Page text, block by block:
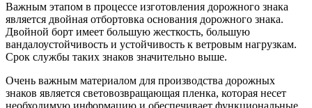
Важным этапом в процессе изготовления дорожного знака
является двойная отбортовка основания дорожного знака.
Двойной борт имеет большую жесткость, большую
вандалоустойчивость и устойчивость к ветровым нагрузкам.
Срок службы таких знаков значительно выше.
Очень важным материалом для производства дорожных
знаков является световозвращающая пленка, которая несет